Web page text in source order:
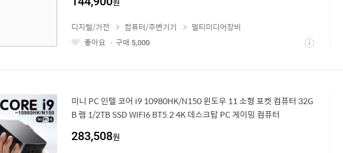
좋 상
디지털/가전 컴퓨터/주변기기
멀티미디어장비
좋아요
구매 5,000
미니 PC 인텔 코어 i9 10980HK/N150 윈도우 11 소형 포켓 컴퓨터 32G
B 램 1/2TB SSD WIFI6 BT5.2 4K 데스크탑 PC 게이밍 컴퓨터
283,508원